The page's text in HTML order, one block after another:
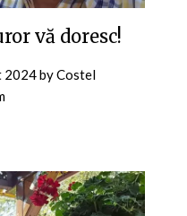
vă doresc!
2024byCostel